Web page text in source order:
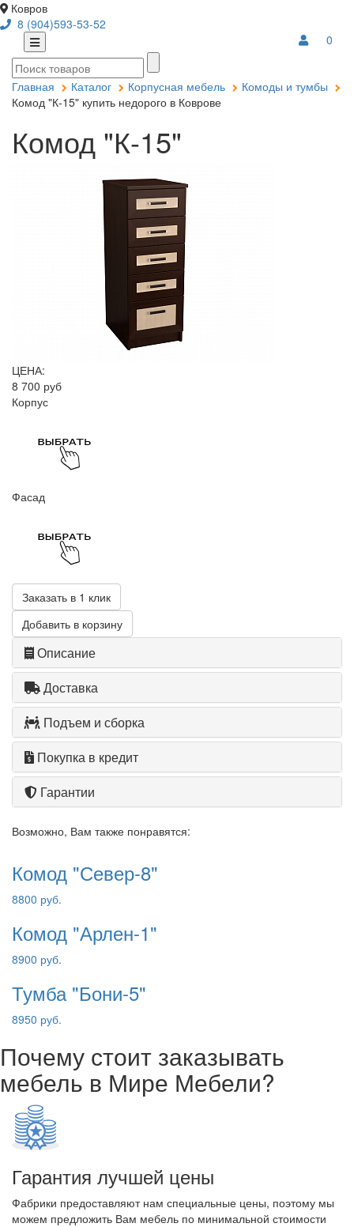
Ковров
8 (904)593-53-52
0
Главная Каталог Корпусная мебель
Комоды и тумбы
Комод "К-15" купить недорого в Коврове
Комод "К-15"
ЦЕНА:
8 700 руб
Корпус
Фасад
Заказать в 1 клик
Добавить в корзину
Описание
Доставка
Подъем и сборка
Покупка в кредит
Гарантии
Возможно, Вам также понравятся:
Комод "Север-8"
8800 руб.
Комод "Арлен-1"
8900 руб.
Тумба "Бони-5"
8950 руб.
Почему стоит заказывать
мебель в Мире Мебели?
Гарантия лучшей цены
Фабрики предоставляют нам специальные цены, поэтому мы
можем предложить Вам мебель по минимальной стоимости